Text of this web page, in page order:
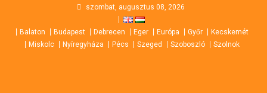
content
szombat, augusztus 08, 2026
Balaton Budapest Debrecen Eger Európa Győr
Kecskemét
Miskolc
Nyíregyháza Pécs Szeged Szoboszló Szolnok